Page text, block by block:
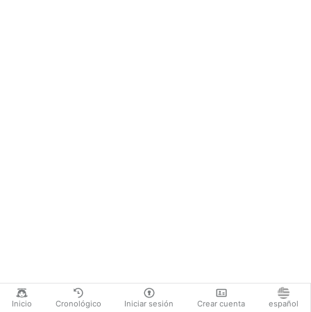
Inicio Cronológico Iniciar sesión Crear cuenta español